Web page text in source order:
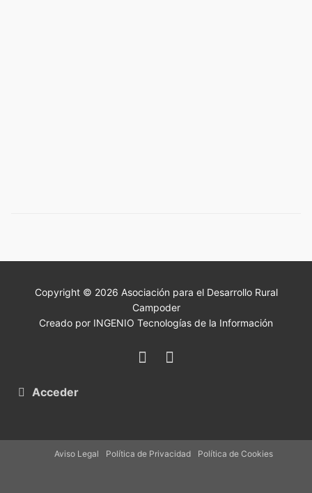
Copyright © 2026 Asociación para el Desarrollo Rural
Campoder
Creado por INGENIO Tecnologías de la Información
Acceder
Aviso Legal Política de Privacidad Política de Cookies